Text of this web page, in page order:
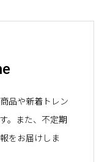
品や新着トレン
。また、不定期
をお届けしま